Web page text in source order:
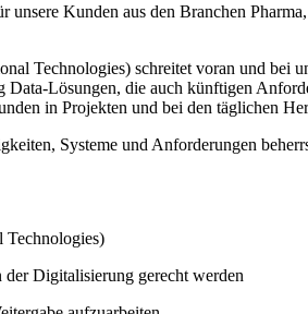
Kunden aus den Branchen
Technologies) schreitet voran und bei
Lösungen, die auch künftigen
in Projekten und bei den täglichen
Systeme und Anforderungen
Technologies)
Digitalisierung gerecht werden